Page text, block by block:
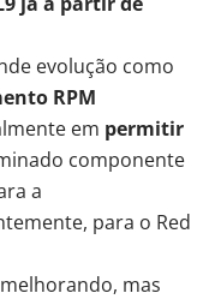
evolução como
RPM
em permitir
componente
a
para o Red
mas